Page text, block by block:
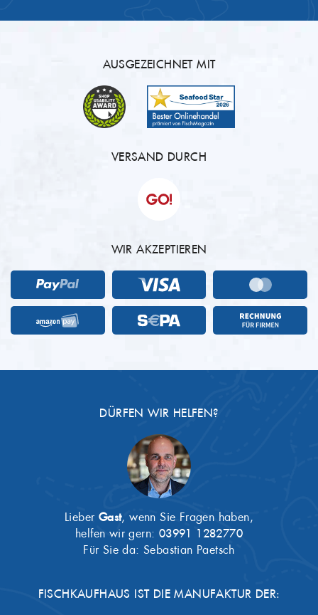
AUSGEZEICHNET MIT
VERSAND DURCH
WIR AKZEPTIEREN
DÜRFEN WIR HELFEN?
Lieber Gast, wenn Sie Fragen haben,
helfen wir gern: 03991 1282770
Für Sie da: Sebastian Paetsch
FISCHKAUFHAUS IST DIE MANUFAKTUR DER: